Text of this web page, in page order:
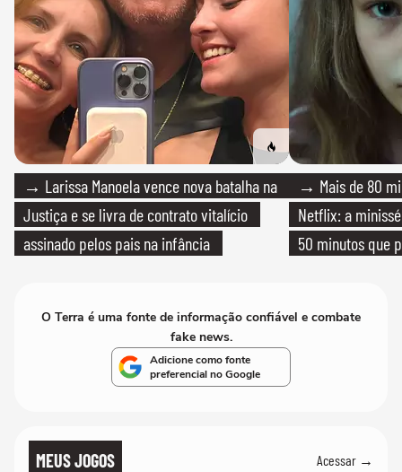
→ Larissa Manoela vence nova batalha na
Justiça e se livra de contrato vitalício
assinado pelos pais na infância
→ Mais de 80
Netflix: a
50 minutos que
O Terra é uma fonte de informação confiável e combate
fake news.
Adicione como fonte
preferencial no Google
MEUS JOGOS Acessar →